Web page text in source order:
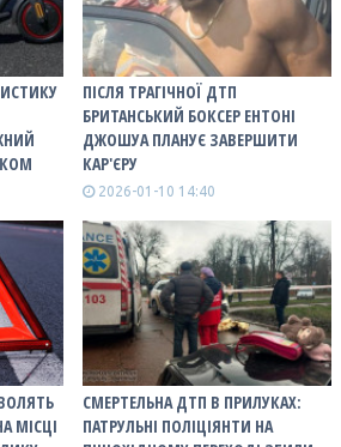
ПІСЛЯ ТРАГІЧНОЇ ДТП
БРИТАНСЬКИЙ БОКСЕР ЕНТОНІ
ДЖОШУА ПЛАНУЄ ЗАВЕРШИТИ
КАР'ЄРУ
2026-01-10 14:40
МІСЦІ
СМЕРТЕЛЬНА ДТП В ПРИЛУКАХ:
ПАТРУЛЬНІ ПОЛІЦІЯНТИ НА